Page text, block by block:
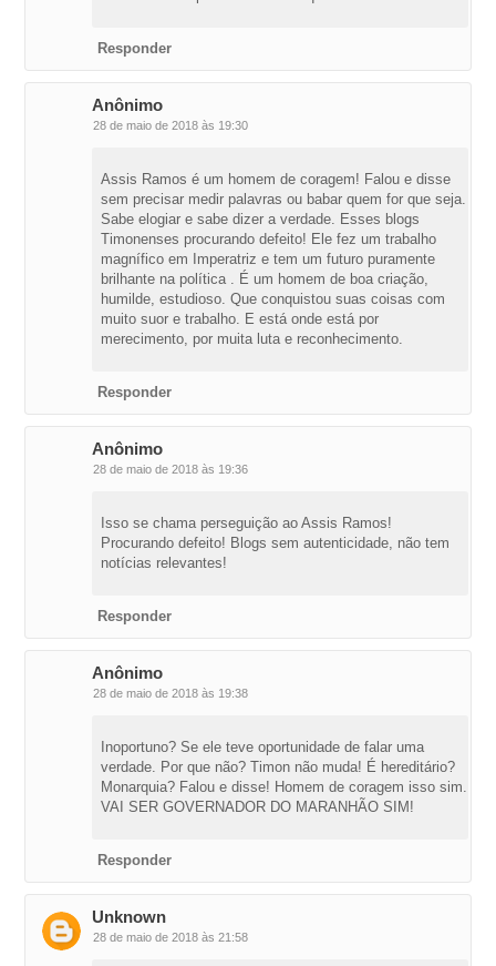
Responder
Anônimo
28 de maio de 2018 às 19:30
Assis Ramos é um homem de coragem! Falou e disse
sem precisar medir palavras ou babar quem for que seja.
Sabe elogiar e sabe dizer a verdade. Esses blogs
Timonenses procurando defeito! Ele fez um trabalho
magnífico em Imperatriz e tem um futuro puramente
brilhante na política . É um homem de boa criação,
humilde, estudioso. Que conquistou suas coisas com
muito suor e trabalho. E está onde está por
merecimento, por muita luta e reconhecimento.
Responder
Anônimo
28 de maio de 2018 às 19:36
Isso se chama perseguição ao Assis Ramos!
Procurando defeito! Blogs sem autenticidade, não tem
notícias relevantes!
Responder
Anônimo
28 de maio de 2018 às 19:38
Inoportuno? Se ele teve oportunidade de falar uma
verdade. Por que não? Timon não muda! É hereditário?
Monarquia? Falou e disse! Homem de coragem isso sim.
VAI SER GOVERNADOR DO MARANHÃO SIM!
Responder
Unknown
28 de maio de 2018 às 21:58